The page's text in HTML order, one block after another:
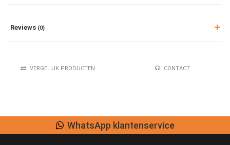
Reviews (0)
VERGELIJK PRODUCTEN CONTACT
WhatsApp klantenservice